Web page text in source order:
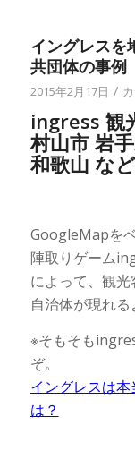
イングレスを
共団体の事例
2015年2月17日 /
ingress 観
村山市 岩
和歌山 など
GoogleMapを
陣取りゲーム
によって、観
自治体が現れる
※そもそも
ぞ。
イングレスは
は？